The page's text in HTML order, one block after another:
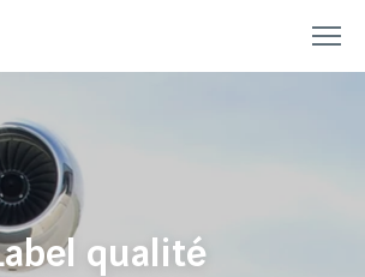
qualité